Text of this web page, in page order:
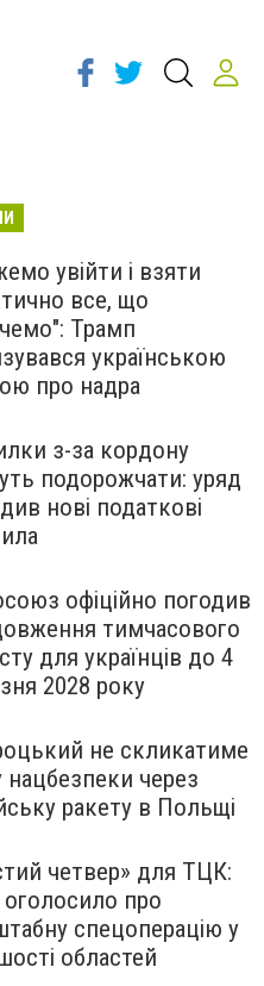
увійти і взяти
все, що
Трамп
українською
про надра
з-за кордону
подорожчати: уряд
нові податкові
офіційно погодив
тимчасового
для українців до 4
2028 року
не скликатиме
нацбезпеки через
ракету в Польщі
четвер» для ТЦК:
про
спецоперацію у
областей